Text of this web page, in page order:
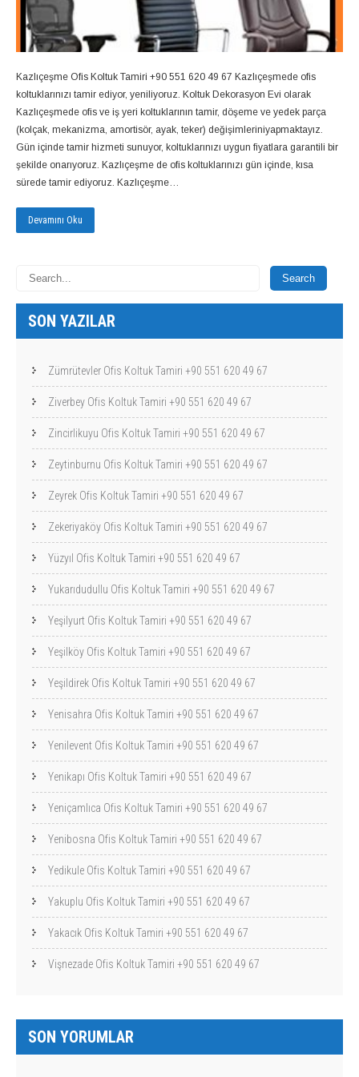
Kazlıçeşme Ofis Koltuk Tamiri +90 551 620 49 67 Kazlıçeşmede ofis
koltuklarınızı tamir ediyor, yeniliyoruz. Koltuk Dekorasyon Evi olarak
Kazlıçeşmede ofis ve iş yeri koltuklarının tamir, döşeme ve yedek parça
(kolçak, mekanizma, amortisör, ayak, teker) değişimleriniyapmaktayız.
Gün içinde tamir hizmeti sunuyor, koltuklarınızı uygun fiyatlara garantili bir
şekilde onarıyoruz. Kazlıçeşme de ofis koltuklarınızı gün içinde, kısa
sürede tamir ediyoruz. Kazlıçeşme…
Devamını Oku
SON YAZILAR
Zümrütevler Ofis Koltuk Tamiri +90 551 620 49 67
Ziverbey Ofis Koltuk Tamiri +90 551 620 49 67
Zincirlikuyu Ofis Koltuk Tamiri +90 551 620 49 67
Zeytinburnu Ofis Koltuk Tamiri +90 551 620 49 67
Zeyrek Ofis Koltuk Tamiri +90 551 620 49 67
Zekeriyaköy Ofis Koltuk Tamiri +90 551 620 49 67
Yüzyıl Ofis Koltuk Tamiri +90 551 620 49 67
Yukarıdudullu Ofis Koltuk Tamiri +90 551 620 49 67
Yeşilyurt Ofis Koltuk Tamiri +90 551 620 49 67
Yeşilköy Ofis Koltuk Tamiri +90 551 620 49 67
Yeşildirek Ofis Koltuk Tamiri +90 551 620 49 67
Yenisahra Ofis Koltuk Tamiri +90 551 620 49 67
Yenilevent Ofis Koltuk Tamiri +90 551 620 49 67
Yenikapı Ofis Koltuk Tamiri +90 551 620 49 67
Yeniçamlıca Ofis Koltuk Tamiri +90 551 620 49 67
Yenibosna Ofis Koltuk Tamiri +90 551 620 49 67
Yedikule Ofis Koltuk Tamiri +90 551 620 49 67
Yakuplu Ofis Koltuk Tamiri +90 551 620 49 67
Yakacık Ofis Koltuk Tamiri +90 551 620 49 67
Vişnezade Ofis Koltuk Tamiri +90 551 620 49 67
SON YORUMLAR